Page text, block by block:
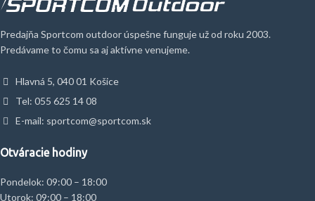
Predajňa Sportcom outdoor úspešne funguje už od roku 2003.
Predávame to čomu sa aj aktívne venujeme.
Hlavná 5, 040 01 Košice
Tel: 055 625 14 08
E-mail: sportcom@sportcom.sk
Otváracie hodiny
Pondelok: 09:00 – 18:00
Utorok: 09:00 – 18:00